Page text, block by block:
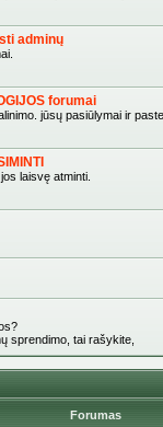
adminų
forumai
jūsų pasiūlymai ir
laisvę atminti.
sprendimo, tai rašykite,
Forumas